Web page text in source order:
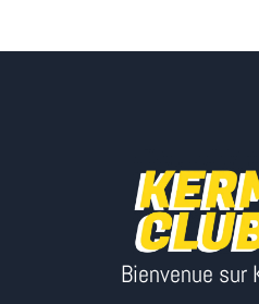
Bienvenue sur